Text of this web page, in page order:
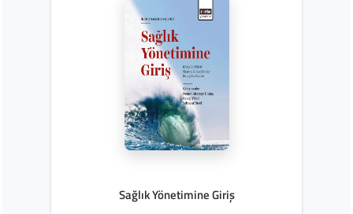
Sağlık Yönetimine Giriş